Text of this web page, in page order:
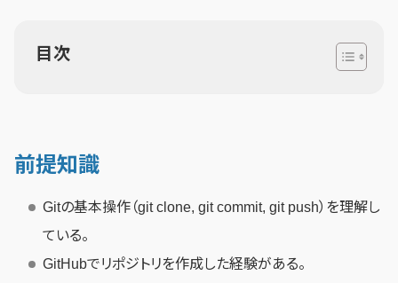
目次
前提知識
Gitの基本操作（git clone, git commit, git push）を理解し
ている。
GitHubでリポジトリを作成した経験がある。